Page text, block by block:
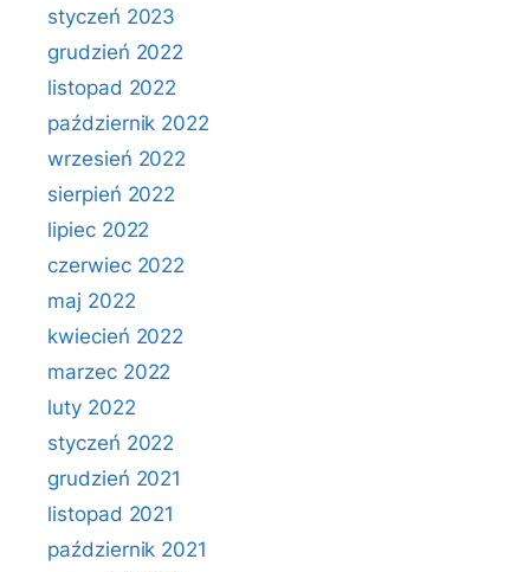
styczeń 2023
grudzień 2022
listopad 2022
październik 2022
wrzesień 2022
sierpień 2022
lipiec 2022
czerwiec 2022
maj 2022
kwiecień 2022
marzec 2022
luty 2022
styczeń 2022
grudzień 2021
listopad 2021
październik 2021